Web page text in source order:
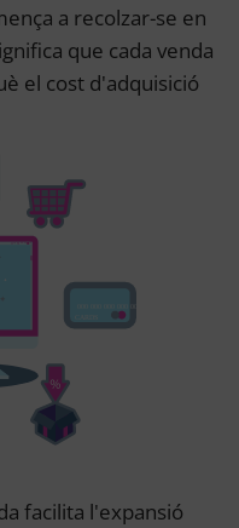
a recolzar-se en
que cada venda
el cost d'adquisició
facilita l'expansió